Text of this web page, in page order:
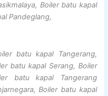
Boiler batu kapal
Pandeglang,
batu kapal Tangerang,
batu kapal Serang, Boiler
batu kapal Tangerang
Boiler batu kapal